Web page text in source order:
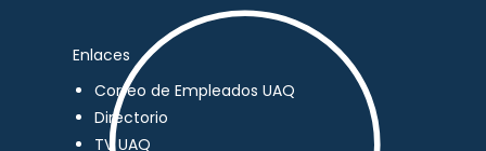
Enlaces
Correo de Empleados UAQ
Directorio
TV UAQ